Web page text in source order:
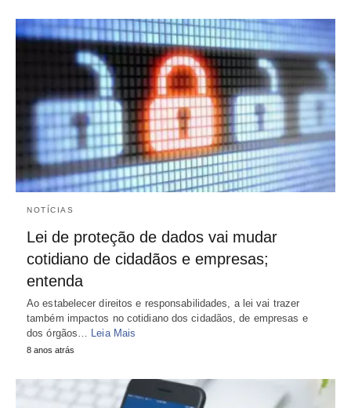
NOTÍCIAS
Lei de proteção de dados vai mudar
cotidiano de cidadãos e empresas;
entenda
Ao estabelecer direitos e responsabilidades, a lei vai trazer
também impactos no cotidiano dos cidadãos, de empresas e
dos órgãos… Leia Mais
8 anos atrás